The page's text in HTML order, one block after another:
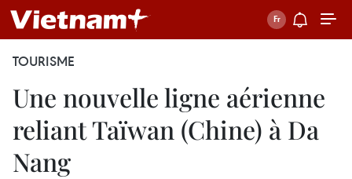
TOURISME
Une nouvelle ligne aérienne
reliant Taïwan (Chine) à Da
Nang